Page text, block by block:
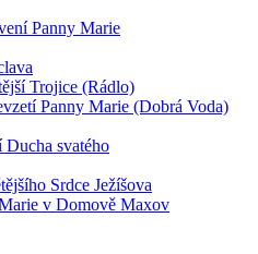
Panny Marie
Trojice (Rádlo)
Panny Marie (Dobrá Voda)
Ducha svatého
Srdce Ježíšova
v Domově Maxov